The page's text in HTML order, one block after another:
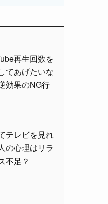
再生回数を
てあげたいな
効果のNG行
テレビを見れ
の心理はリラ
不足？